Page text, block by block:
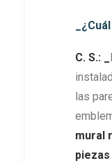
C. S.: _
las
mural